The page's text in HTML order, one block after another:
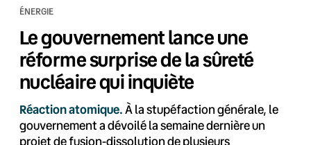
ÉNERGIE
Le gouvernement lance une
réforme surprise de la sûreté
nucléaire qui inquiète
Réaction atomique.À la stupéfaction générale, le
gouvernement a dévoilé la semaine dernière un
projet de fusion-dissolution de plusieurs